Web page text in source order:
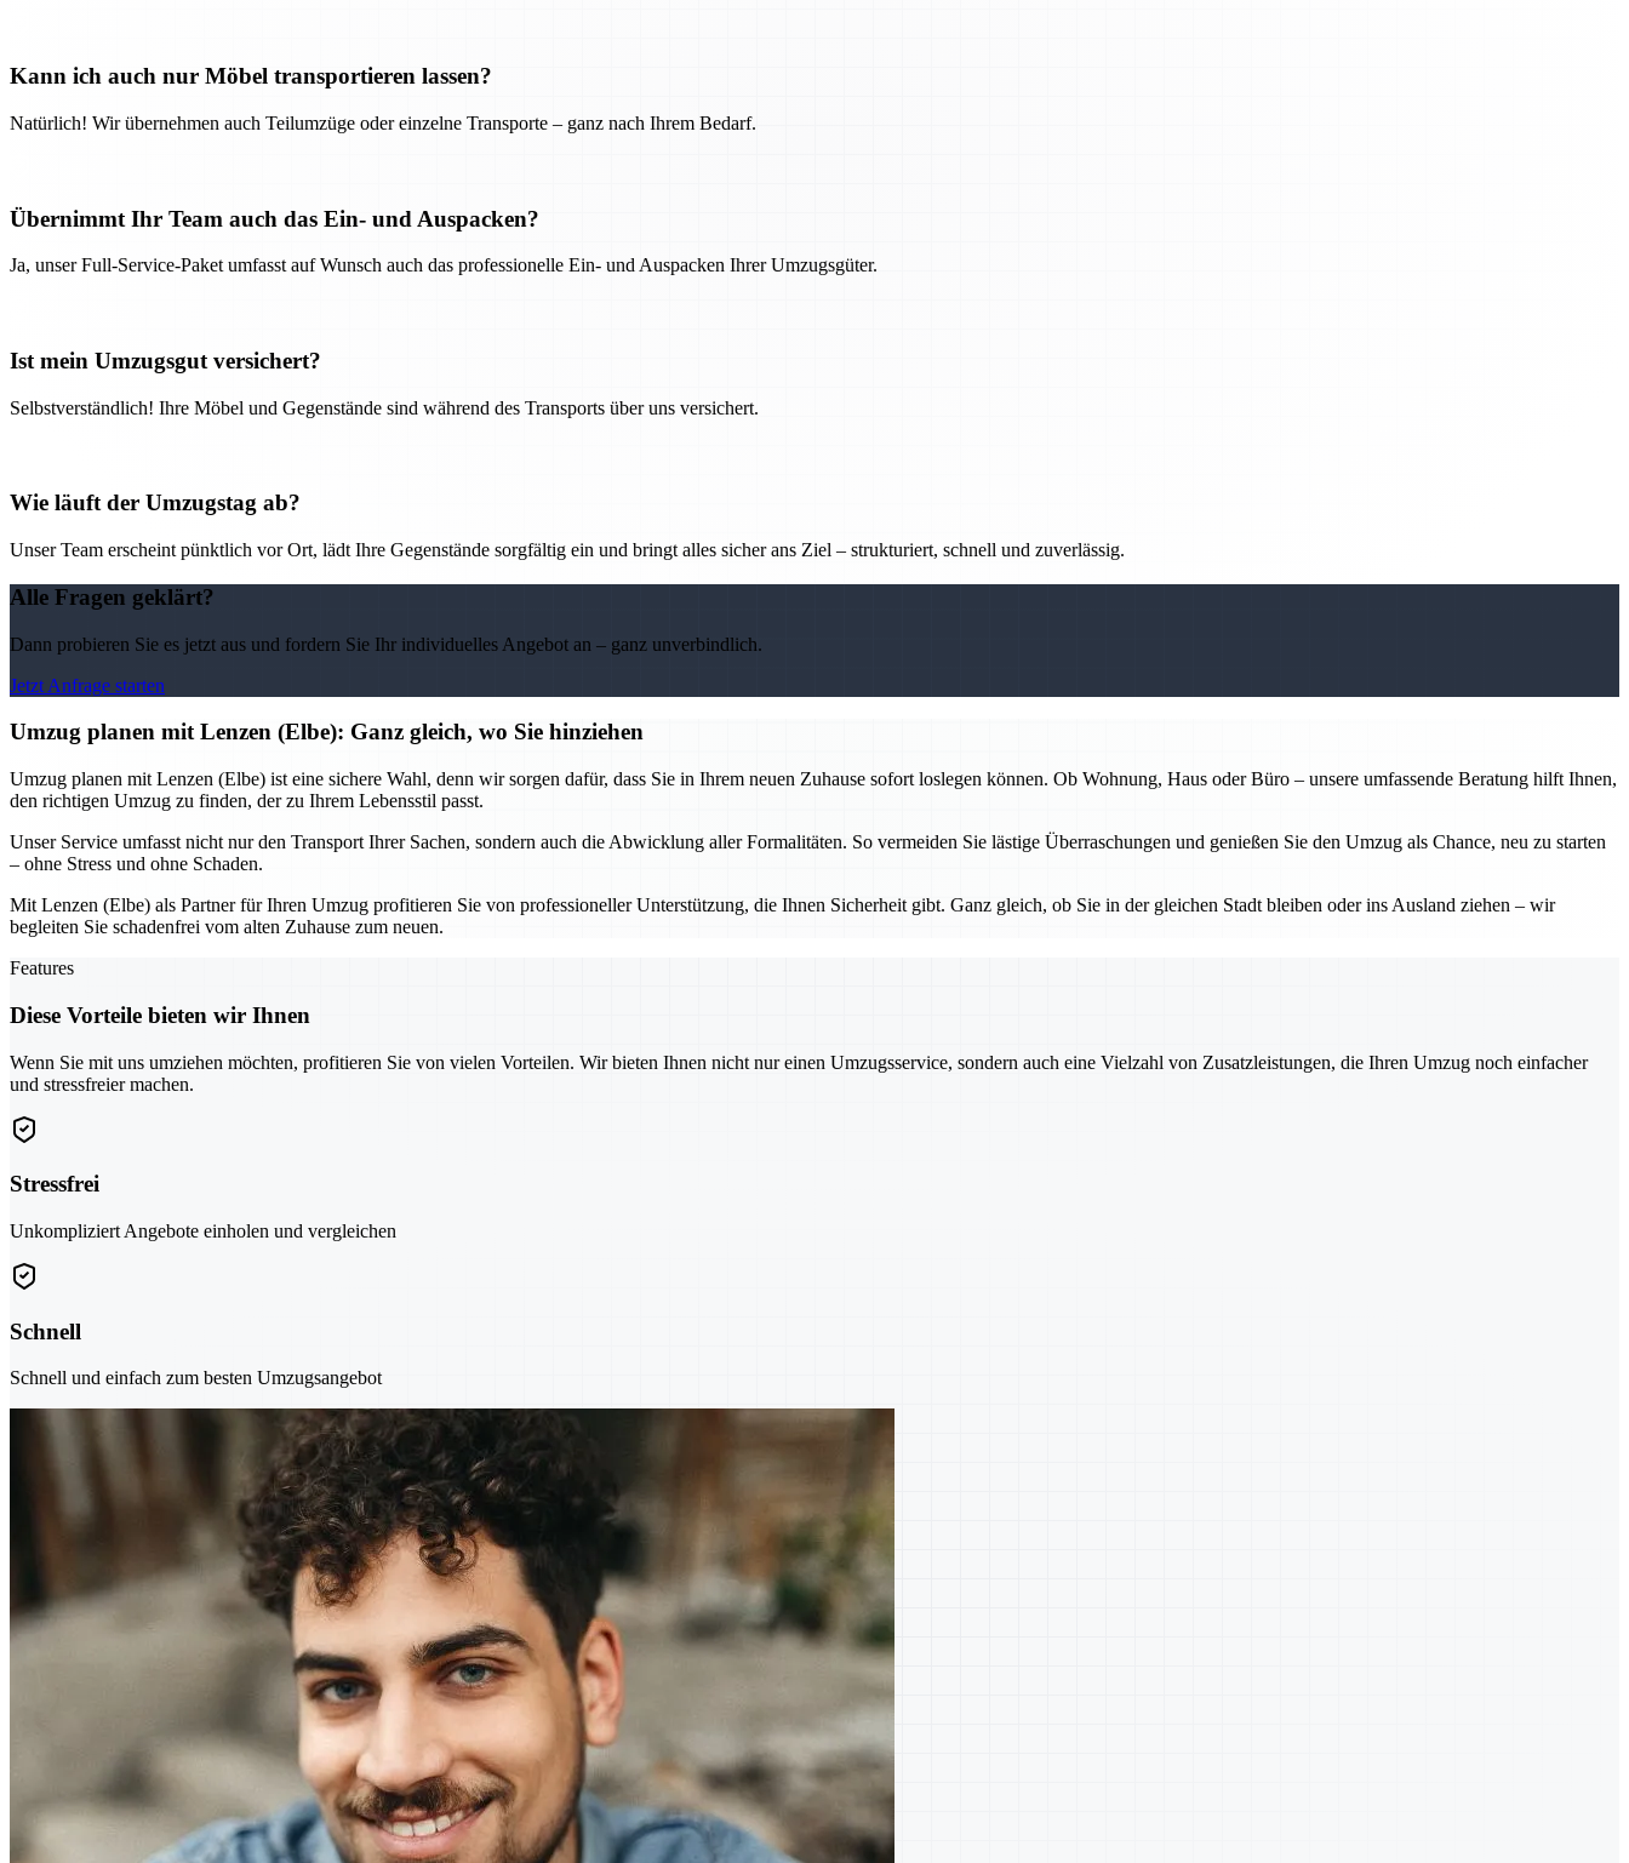
Kann ich auch nur Möbel transportieren lassen?
Natürlich! Wir übernehmen auch Teilumzüge oder einzelne Transporte – ganz nach Ihrem Bedarf.
Übernimmt Ihr Team auch das Ein- und Auspacken?
Ja, unser Full-Service-Paket umfasst auf Wunsch auch das professionelle Ein- und Auspacken Ihrer Umzugsgüter.
Ist mein Umzugsgut versichert?
Selbstverständlich! Ihre Möbel und Gegenstände sind während des Transports über uns versichert.
Wie läuft der Umzugstag ab?
Unser Team erscheint pünktlich vor Ort, lädt Ihre Gegenstände sorgfältig ein und bringt alles sicher ans Ziel – strukturiert, schnell und zuverlässig.
Alle Fragen geklärt?
Dann probieren Sie es jetzt aus und fordern Sie Ihr individuelles Angebot an – ganz unverbindlich.
Jetzt Anfrage starten
Umzug planen mit Lenzen (Elbe): Ganz gleich, wo Sie hinziehen
Umzug planen mit Lenzen (Elbe) ist eine sichere Wahl, denn wir sorgen dafür, dass Sie in Ihrem neuen Zuhause sofort loslegen können. Ob Wohnung, Haus oder Büro – unsere umfassende Beratung hilft Ihnen,
den richtigen Umzug zu finden, der zu Ihrem Lebensstil passt.
Unser Service umfasst nicht nur den Transport Ihrer Sachen, sondern auch die Abwicklung aller Formalitäten. So vermeiden Sie lästige Überraschungen und genießen Sie den Umzug als Chance, neu zu starten
– ohne Stress und ohne Schaden.
Mit Lenzen (Elbe) als Partner für Ihren Umzug profitieren Sie von professioneller Unterstützung, die Ihnen Sicherheit gibt. Ganz gleich, ob Sie in der gleichen Stadt bleiben oder ins Ausland ziehen – wir
begleiten Sie schadenfrei vom alten Zuhause zum neuen.
Features
Diese Vorteile bieten wir Ihnen
Wenn Sie mit uns umziehen möchten, profitieren Sie von vielen Vorteilen. Wir bieten Ihnen nicht nur einen Umzugsservice, sondern auch eine Vielzahl von Zusatzleistungen, die Ihren Umzug noch einfacher
und stressfreier machen.
Stressfrei
Unkompliziert Angebote einholen und vergleichen
Schnell
Schnell und einfach zum besten Umzugsangebot